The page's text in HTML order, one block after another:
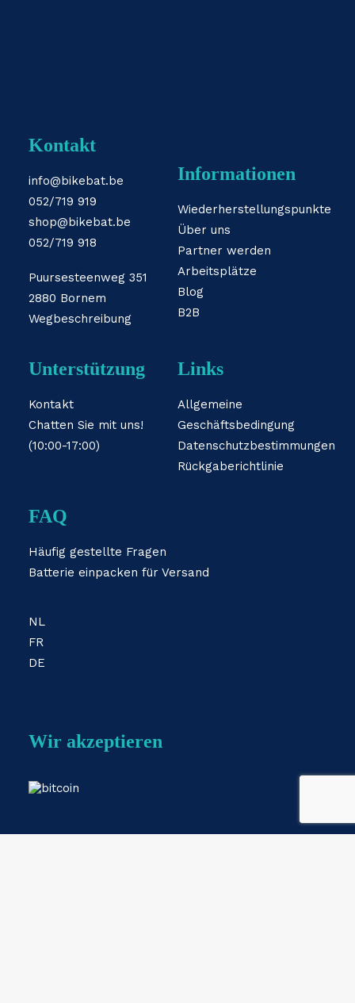
Kontakt
info@bikebat.be
052/719 919
shop@bikebat.be
052/719 918
Puursesteenweg 351
2880 Bornem
Wegbeschreibung
Informationen
Wiederherstellungspunkte
Über uns
Partner werden
Arbeitsplätze
Blog
B2B
Unterstützung
Kontakt
Chatten Sie mit uns!
(10:00-17:00)
Links
Allgemeine
Geschäftsbedingung
Datenschutzbestimmungen
Rückgaberichtlinie
FAQ
Häufig gestellte Fragen
Batterie einpacken für Versand
NL
FR
DE
Wir akzeptieren